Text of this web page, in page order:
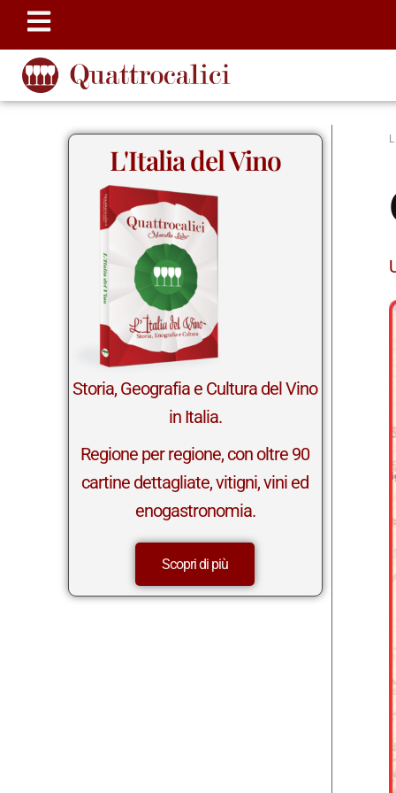
L'Italia del Vino
Storia, Geografia e Cultura del Vino
in Italia.
Regione per regione, con oltre 90
cartine dettagliate, vitigni, vini ed
enogastronomia.
Scopri di più